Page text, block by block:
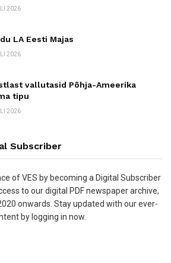
2026
LA Eesti Majas
2026
vallutasid Põhja-Ameerika
tipu
2026
Subscriber
of VES by becoming a Digital Subscriber
to our digital PDF newspaper archive,
onwards. Stay updated with our ever-
by logging in now.